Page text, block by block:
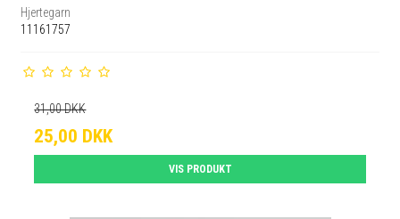
Hjertegarn
11161757
31,00 DKK
25,00 DKK
VIS PRODUKT